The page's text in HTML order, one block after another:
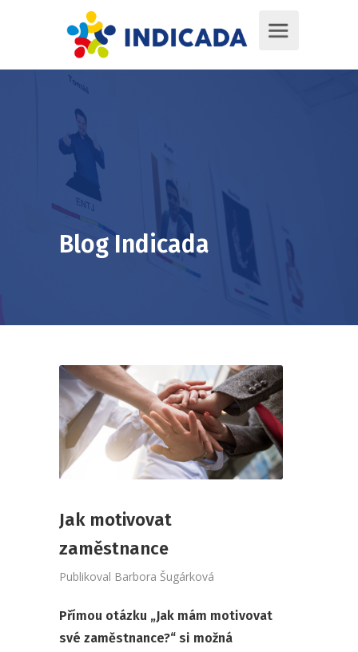
Blog Indicada
Jak motivovat
zaměstnance
Publikoval Barbora Šugárková
Přímou otázku „Jak mám motivovat
své zaměstnance?“ si možná